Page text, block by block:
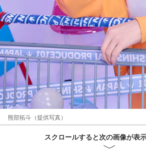
熊部拓斗（提供写真）
スクロールすると次の画像が表